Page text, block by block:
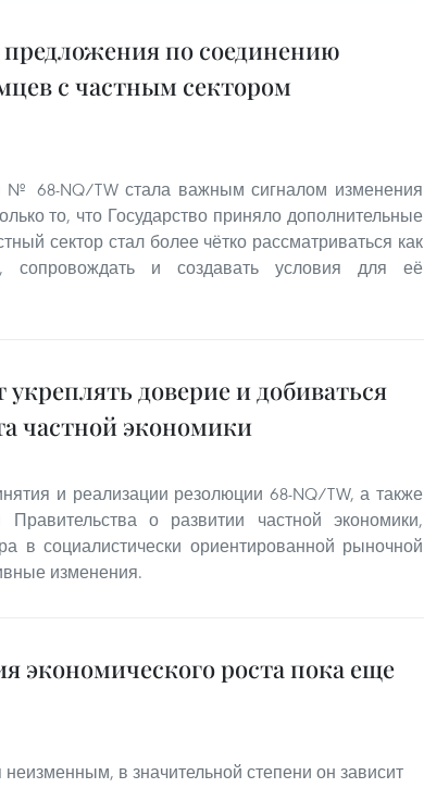
по соединению
с частным сектором
68-NQ/TW стала важным сигналом изменения
то, что Государство приняло дополнительные
сектор стал более чётко рассматриваться как
сопровождать и создавать условия для её
доверие и добиваться
частной экономики
и реализации резолюции 68-NQ/TW, а также
о развитии частной экономики,
в социалистически ориентированной рыночной
изменения.
экономического роста пока еще
в значительной степени он зависит